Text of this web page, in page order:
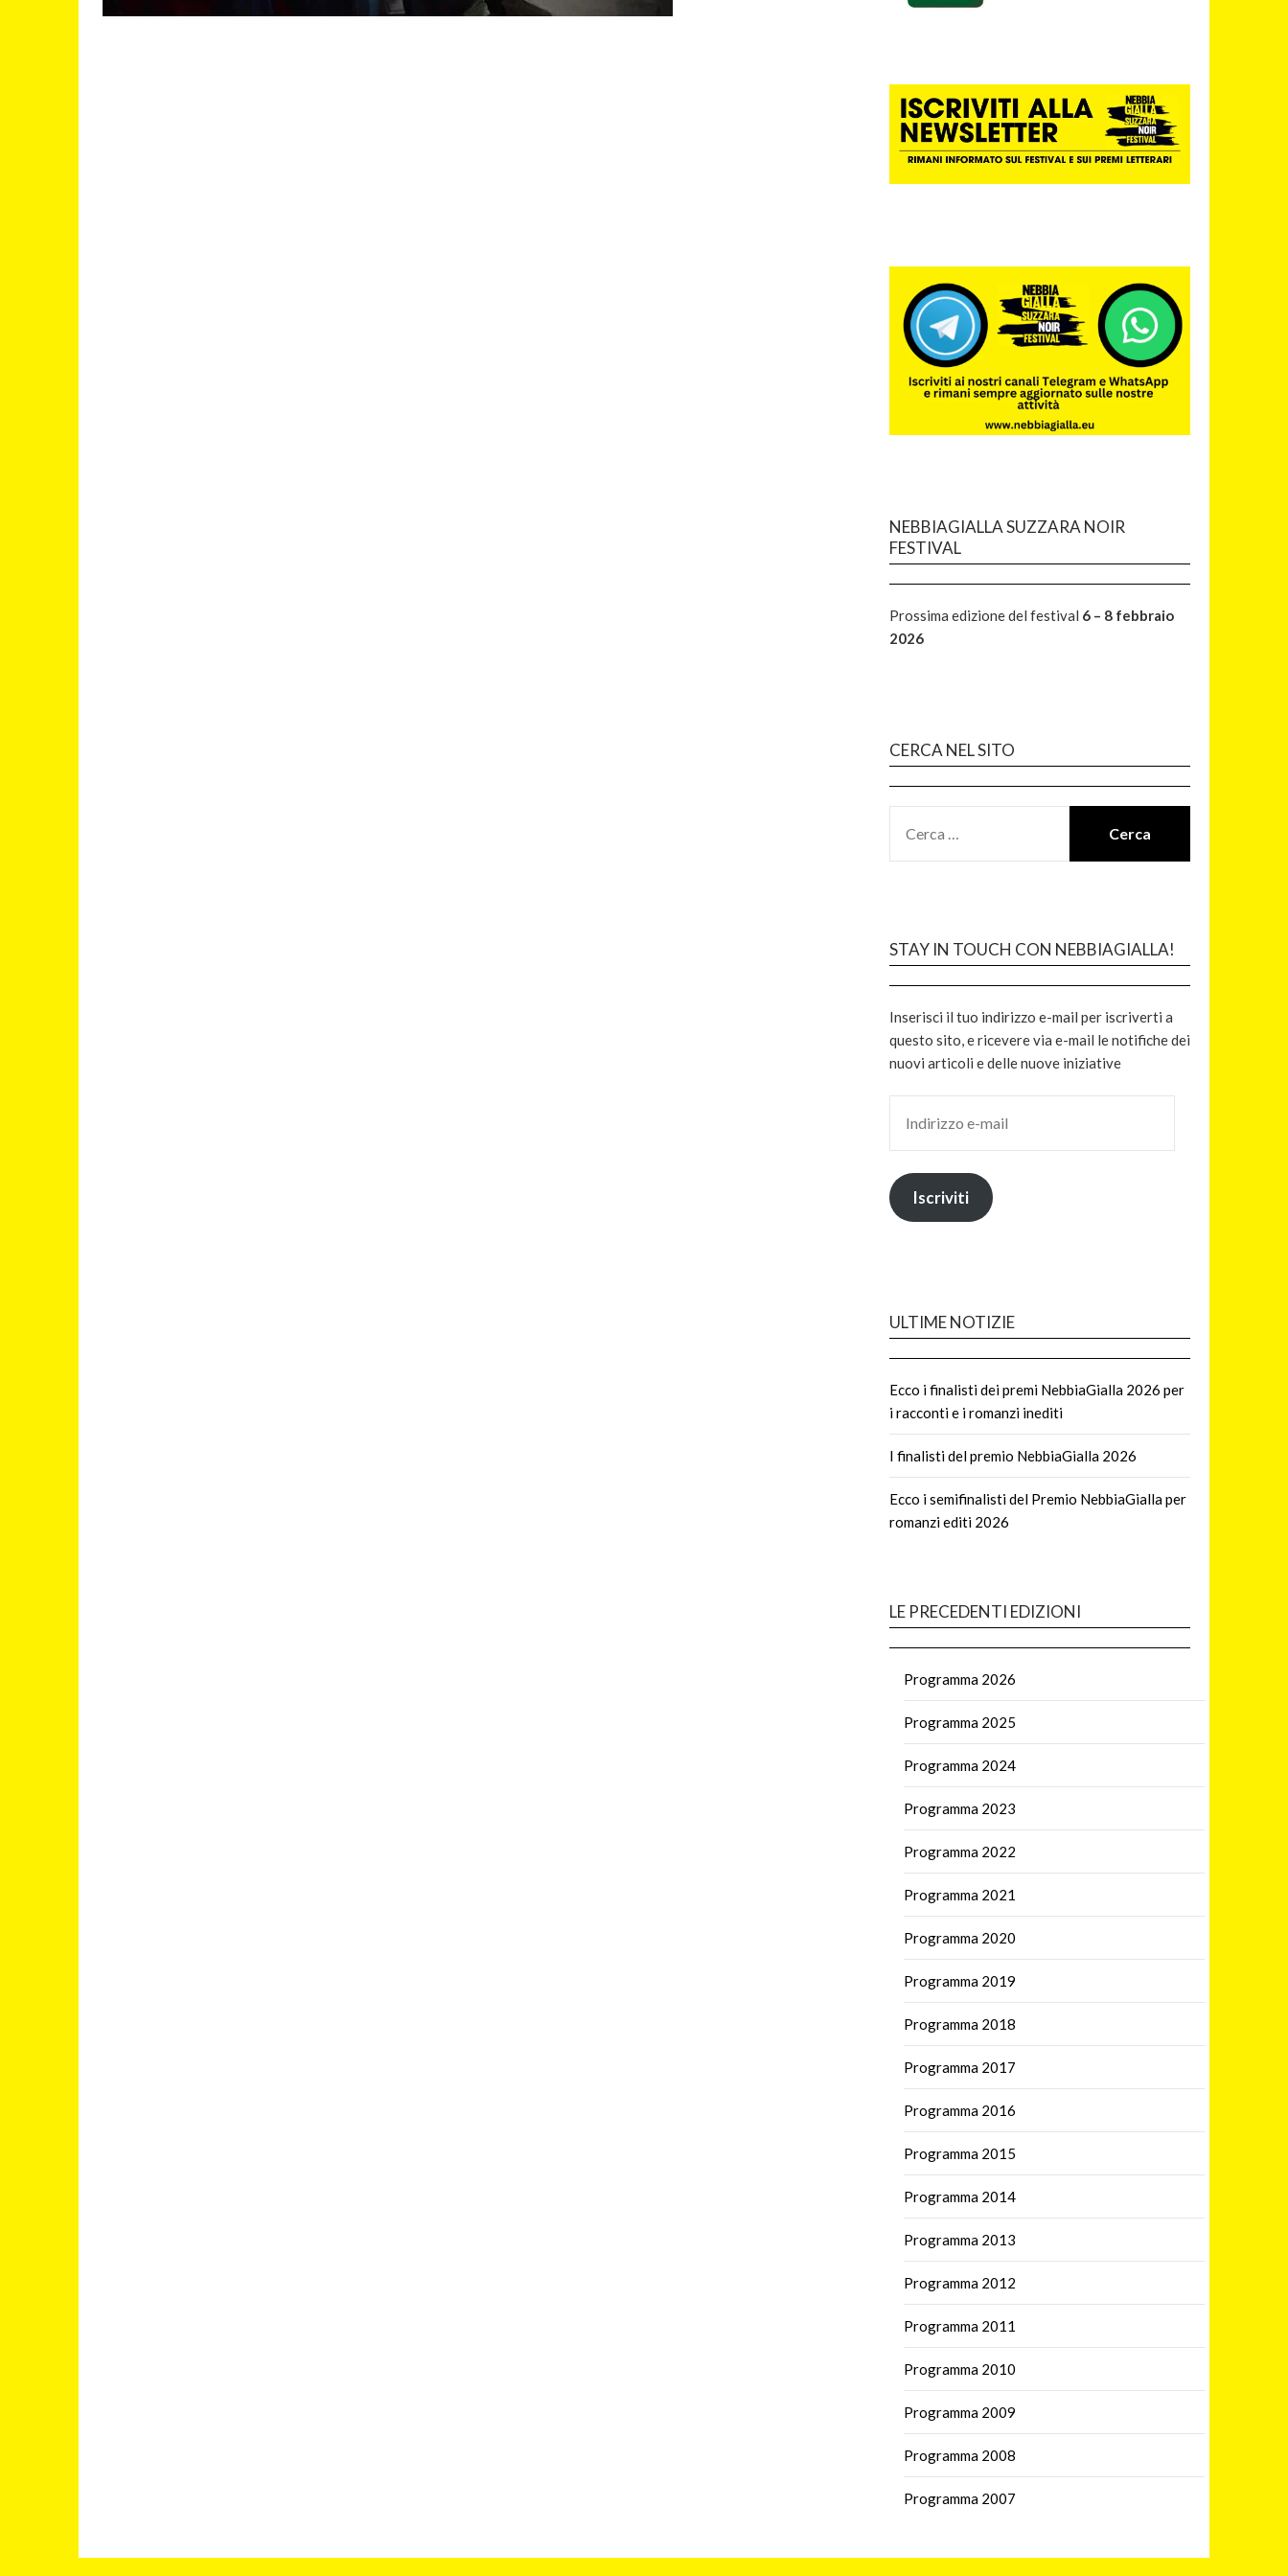
NEBBIAGIALLA SUZZARA NOIR
FESTIVAL
Prossima edizione del festival 6 – 8 febbraio
2026
CERCA NEL SITO
STAY IN TOUCH CON NEBBIAGIALLA!
Inserisci il tuo indirizzo e-mail per iscriverti a
questo sito, e ricevere via e-mail le notifiche dei
nuovi articoli e delle nuove iniziative
Iscriviti
ULTIME NOTIZIE
Ecco i finalisti dei premi NebbiaGialla 2026 per
i racconti e i romanzi inediti
I finalisti del premio NebbiaGialla 2026
Ecco i semifinalisti del Premio NebbiaGialla per
romanzi editi 2026
LE PRECEDENTI EDIZIONI
Programma 2026
Programma 2025
Programma 2024
Programma 2023
Programma 2022
Programma 2021
Programma 2020
Programma 2019
Programma 2018
Programma 2017
Programma 2016
Programma 2015
Programma 2014
Programma 2013
Programma 2012
Programma 2011
Programma 2010
Programma 2009
Programma 2008
Programma 2007